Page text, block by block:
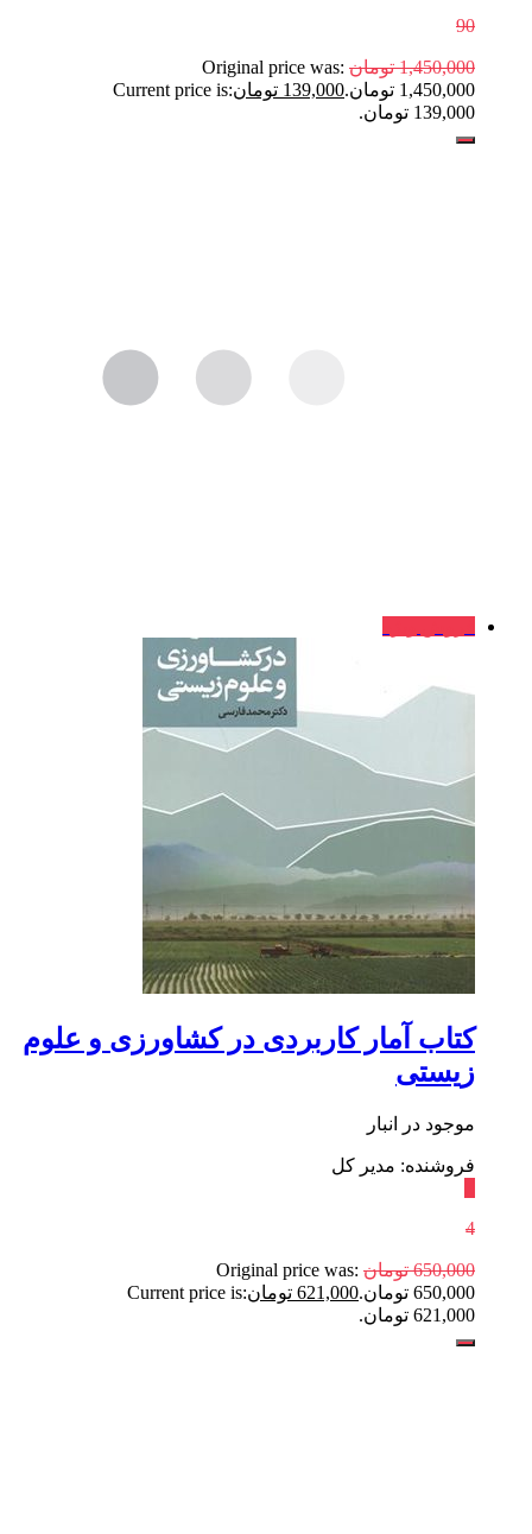
90
1,450,000 تومان Original price was:
1,450,000 تومان.
139,000 تومانCurrent price is:
139,000 تومان.
کتاب آمار کاربردی در کشاورزی و علوم
زیستی
موجود در انبار
فروشنده: مدیر کل
4
650,000 تومان Original price was:
650,000 تومان.
621,000 تومانCurrent price is:
621,000 تومان.